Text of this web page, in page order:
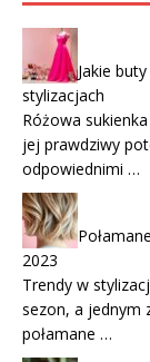
Jakie
stylizacjach
Różowa
jej prawdziwy
odpowiednimi …
2023
Trendy w
sezon, a jednym
połamane …